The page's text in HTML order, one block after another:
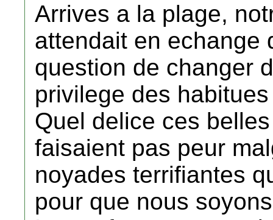
Arrives a la plage,
attendait en echange
question de changer
privilege des
Quel delice ces
faisaient pas peur
noyades terrifiantes
pour que nous